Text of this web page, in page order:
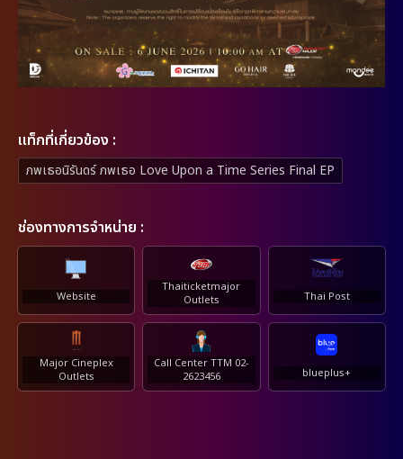
เเท็กที่เกี่ยวข้อง :
ภพเธอนิรันดร์ ภพเธอ Love Upon a Time Series Final EP
ช่องทางการจำหน่าย :
Website
Thaiticketmajor
Outlets
Thai Post
Major Cineplex
Outlets
Call Center TTM 02-
2623456
blueplus+